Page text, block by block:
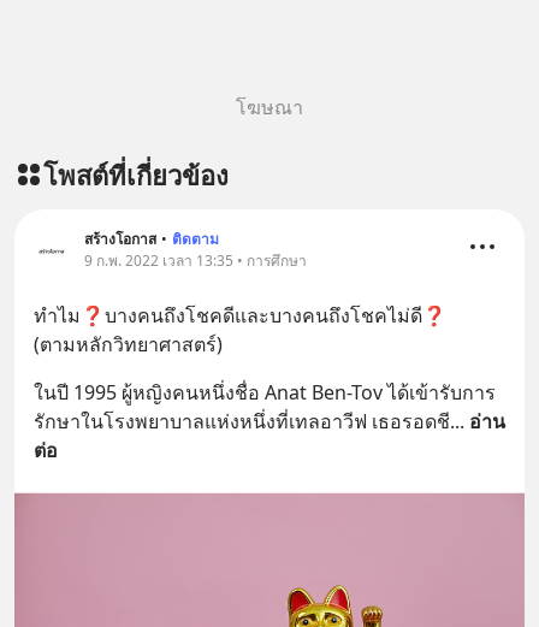
โฆษณา
โพสต์ที่เกี่ยวข้อง
สร้างโอกาส • ติดตาม
9 ก.พ. 2022 เวลา 13:35 • การศึกษา
ทำไม❓บางคนถึงโชคดีและบางคนถึงโชคไม่ดี❓
(ตามหลักวิทยาศาสตร์)
ในปี 1995 ผู้หญิงคนหนึ่งชื่อ Anat Ben-Tov ได้เข้ารับการ
รักษาในโรงพยาบาลแห่งหนึ่งที่เทลอาวีฟ เธอรอดชี... อ่าน
ต่อ